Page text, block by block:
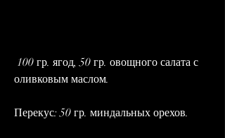
оливковым маслом.
Перекус: 50 гр. миндальных орехов.